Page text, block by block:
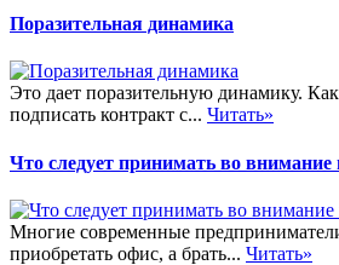
Поразительная динамика
Это дает поразительную динамику.
подписать контракт с... Читать»
Что следует принимать во внимание
Многие современные
приобретать офис, а брать... Читать»